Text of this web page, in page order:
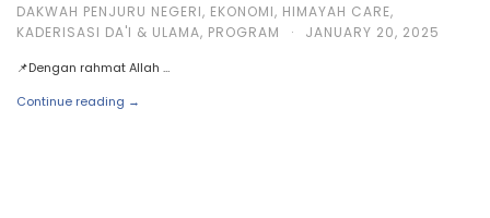
DAKWAH PENJURU NEGERI, EKONOMI, HIMAYAH CARE,
KADERISASI DA'I & ULAMA, PROGRAM · JANUARY 20, 2025
📌Dengan rahmat Allah …
Continue reading →